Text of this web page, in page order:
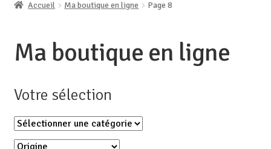
BOUTIQUE EN LIGNE
CONTACT
Accueil Ma boutique en ligne Page 8
Ma boutique en ligne
Votre sélection